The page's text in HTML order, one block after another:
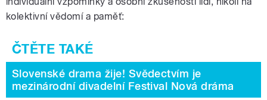
kolektivní vědomí a paměť:
Slovenské drama žije! Svědectvím je
mezinárodní divadelní Festival Nová dráma